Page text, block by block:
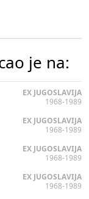
je na:
EX JUGOSLAVIJA
1968-1989
EX JUGOSLAVIJA
1968-1989
EX JUGOSLAVIJA
1968-1989
EX JUGOSLAVIJA
1968-1989